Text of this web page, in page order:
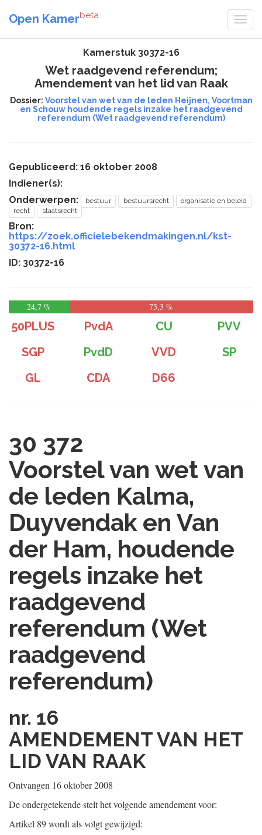
Open Kamerbeta
Kamerstuk 30372-16
Wet raadgevend referendum;
Amendement van het lid van Raak
Dossier: Voorstel van wet van de leden Heijnen, Voortman
en Schouw houdende regels inzake het raadgevend
referendum (Wet raadgevend referendum)
Gepubliceerd: 16 oktober 2008
Indiener(s):
Onderwerpen:
bestuur bestuursrecht
organisatie en beleid
recht
staatsrecht
Bron:
https://zoek.officielebekendmakingen.nl/kst-
30372-16.html
ID: 30372-16
24,7 % 75,3 %
50PLUS PvdA CU
PVV
SGP
PvdD VVD
SP
GL
CDA D66
30 372
Voorstel van wet van
de leden Kalma,
Duyvendak en Van
der Ham, houdende
regels inzake het
raadgevend
referendum (Wet
raadgevend
referendum)
nr. 16
AMENDEMENT VAN HET
LID VAN RAAK
Ontvangen 16 oktober 2008
De ondergetekende stelt het volgende amendement voor:
Artikel 89 wordt als volgt gewijzigd: